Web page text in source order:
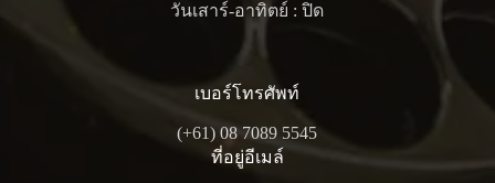
วันเสาร์-อาทิตย์ : ปิด
เบอร์โทรศัพท์
(+61) 08 7089 5545
ที่อยู่อีเมล์